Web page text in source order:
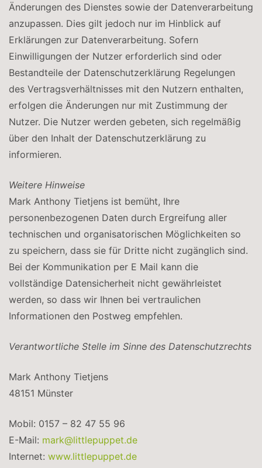
Änderungen des Dienstes sowie der Datenverarbeitung
anzupassen. Dies gilt jedoch nur im Hinblick auf
Erklärungen zur Datenverarbeitung. Sofern
Einwilligungen der Nutzer erforderlich sind oder
Bestandteile der Datenschutzerklärung Regelungen
des Vertragsverhältnisses mit den Nutzern enthalten,
erfolgen die Änderungen nur mit Zustimmung der
Nutzer. Die Nutzer werden gebeten, sich regelmäßig
über den Inhalt der Datenschutzerklärung zu
informieren.
Weitere Hinweise
Mark Anthony Tietjens ist bemüht, Ihre
personenbezogenen Daten durch Ergreifung aller
technischen und organisatorischen Möglichkeiten so
zu speichern, dass sie für Dritte nicht zugänglich sind.
Bei der Kommunikation per E Mail kann die
vollständige Datensicherheit nicht gewährleistet
werden, so dass wir Ihnen bei vertraulichen
Informationen den Postweg empfehlen.
Verantwortliche Stelle im Sinne des Datenschutzrechts
Mark Anthony Tietjens
48151 Münster
Mobil: 0157 – 82 47 55 96
E-Mail: mark@littlepuppet.de
Internet: www.littlepuppet.de